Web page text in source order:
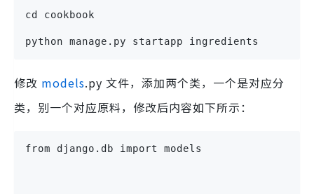
cd cookbook
python manage.py startapp ingredients
修改 models.py 文件，添加两个类，一个是对应分
类，别一个对应原料，修改后内容如下所示：
from django.db import models